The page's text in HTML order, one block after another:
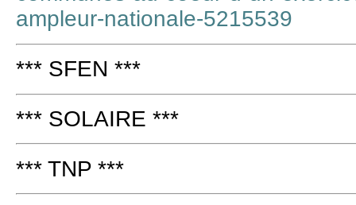
ampleur-nationale-5215539
*** SFEN ***
*** SOLAIRE ***
*** TNP ***